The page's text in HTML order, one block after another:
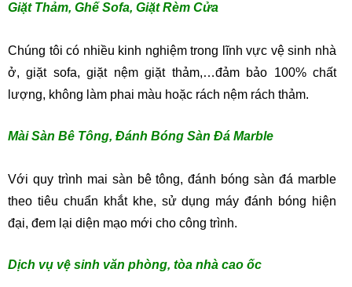
Giặt Thảm, Ghế Sofa, Giặt Rèm Cửa
Chúng tôi có nhiều kinh nghiệm trong lĩnh vực vệ sinh nhà
ở, giặt sofa, giặt nệm giặt thảm,…đảm bảo 100% chất
lượng, không làm phai màu hoặc rách nệm rách thảm.
Mài Sàn Bê Tông, Đánh Bóng Sàn Đá Marble
Với quy trình mai sàn bê tông, đánh bóng sàn đá marble
theo tiêu chuẩn khắt khe, sử dụng máy đánh bóng hiện
đại, đem lại diện mạo mới cho công trình.
Dịch vụ vệ sinh văn phòng, tòa nhà cao ốc